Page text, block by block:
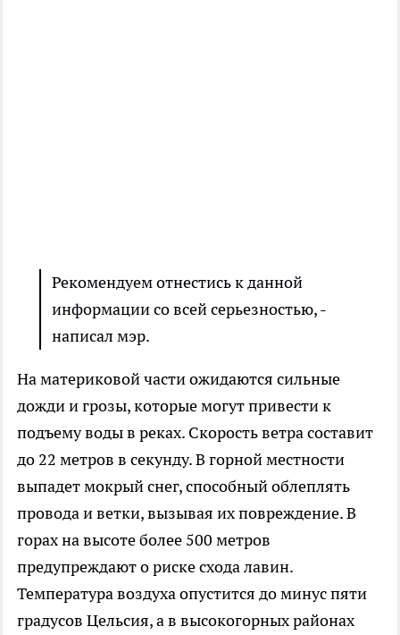
Рекомендуем отнестись к данной
информации со всей серьезностью, -
написал мэр.
На материковой части ожидаются сильные
дожди и грозы, которые могут привести к
подъему воды в реках. Скорость ветра составит
до 22 метров в секунду. В горной местности
выпадет мокрый снег, способный облеплять
провода и ветки, вызывая их повреждение. В
горах на высоте более 500 метров
предупреждают о риске схода лавин.
Температура воздуха опустится до минус пяти
градусов Цельсия, а в высокогорных районах